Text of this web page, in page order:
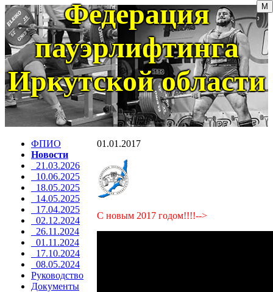
Федерация
пауэрлифтинга
Иркутской области
ФПИО
Новости
21.03.2026
10.06.2025
18.05.2025
14.05.2025
17.04.2025
02.12.2024
26.11.2024
01.11.2024
17.10.2024
08.05.2024
Руководство
Документы
01.01.2017
С новым 2017 годом!!!!-->